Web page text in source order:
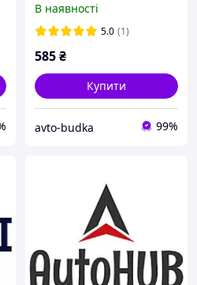
6SEU12, 6SEU12C, PXE16
SNR ACB 35X52X22
В наявності
5.0 (1)
585₴
Купити
avto-budka 99%